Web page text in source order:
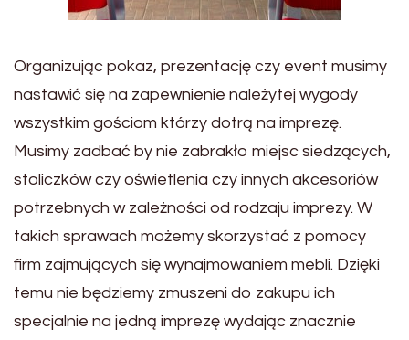
Organizując pokaz, prezentację czy event musimy
nastawić się na zapewnienie należytej wygody
wszystkim gościom którzy dotrą na imprezę.
Musimy zadbać by nie zabrakło miejsc siedzących,
stoliczków czy oświetlenia czy innych akcesoriów
potrzebnych w zależności od rodzaju imprezy. W
takich sprawach możemy skorzystać z pomocy
firm zajmujących się wynajmowaniem mebli. Dzięki
temu nie będziemy zmuszeni do zakupu ich
specjalnie na jedną imprezę wydając znacznie